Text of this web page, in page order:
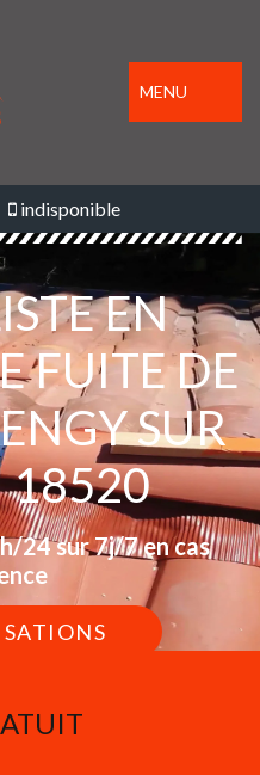
MENU
indisponible
EN
FUITE DE
SUR
18520
24 sur 7j/7 en cas